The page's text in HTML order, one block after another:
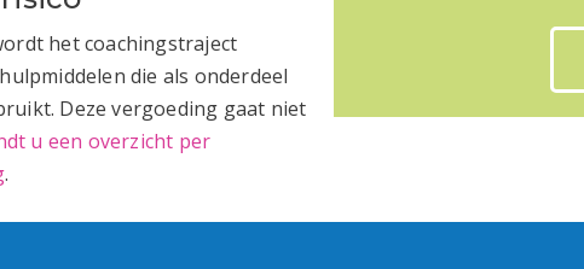
het coachingstraject
die als onderdeel
Deze vergoeding gaat niet
u een overzicht per
.